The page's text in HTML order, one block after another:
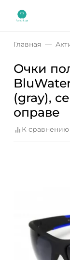
Главная
Очки
(gray),
оправе
К сравнению